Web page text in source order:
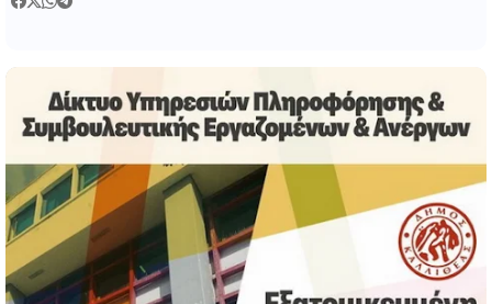
πρόσβαση παιδιών σχολικής ηλικίας, εφήβων &